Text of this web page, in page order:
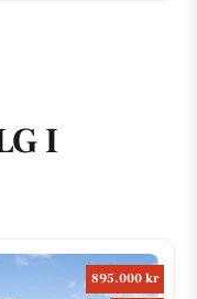
I
895.000 kr